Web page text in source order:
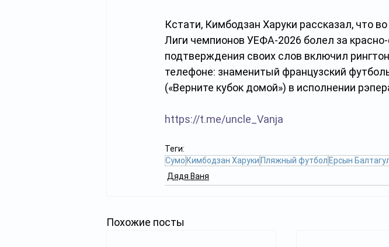
Кстати, Кимбодзан Харуки рассказал, что
Лиги чемпионов УЕФА-2026 болел за
подтверждения своих слов включил
телефоне: знаменитый французский
(«Верните кубок домой») в исполнении
https://t.me/uncle_Vanja
Теги:
Сумо Кимбодзан Харуки Пляжный футбол Ерсын
Дядя Ваня
Похожие посты